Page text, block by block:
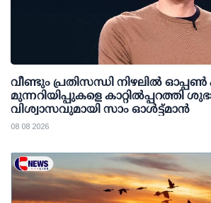
വീണ്ടും പ്രതിസന്ധി നിഴലില്‍
മുന്നറിയിപ്പുകളെ കാറ്റില്‍പ്പറത്തി
വിശ്വാസവുമായി സാം ഓള്‍ട്ട്മാന്‍
08 08 2026